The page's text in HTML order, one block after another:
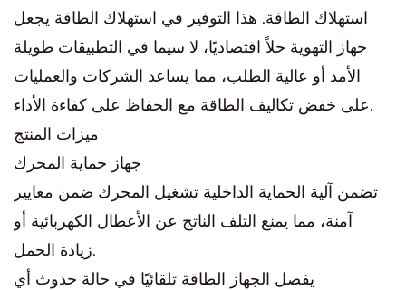
استهلاك الطاقة. هذا التوفير في استهلاك الطاقة يجعل
جهاز التهوية حلاً اقتصاديًا، لا سيما في التطبيقات طويلة
الأمد أو عالية الطلب، مما يساعد الشركات والعمليات
على خفض تكاليف الطاقة مع الحفاظ على كفاءة الأداء.
ميزات المنتج
جهاز حماية المحرك
تضمن آلية الحماية الداخلية تشغيل المحرك ضمن معايير
آمنة، مما يمنع التلف الناتج عن الأعطال الكهربائية أو
زيادة الحمل.
يفصل الجهاز الطاقة تلقائيًا في حالة حدوث أي